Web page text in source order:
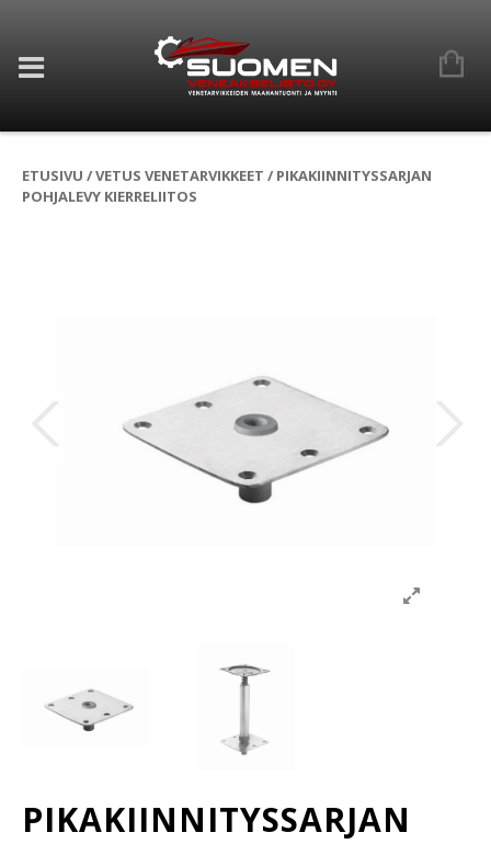
ETUSIVU /VETUS VENETARVIKKEET / PIKAKIINNITYSSARJAN
POHJALEVY KIERRELIITOS
PIKAKIINNITYSSARJAN